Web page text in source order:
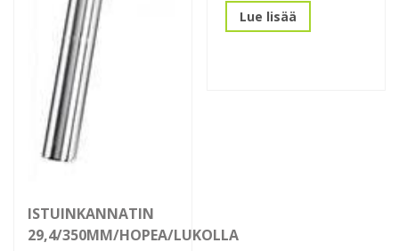
ISTUINKANNATIN
29,4/350MM/HOPEA/LUKOLLA
Lue lisää